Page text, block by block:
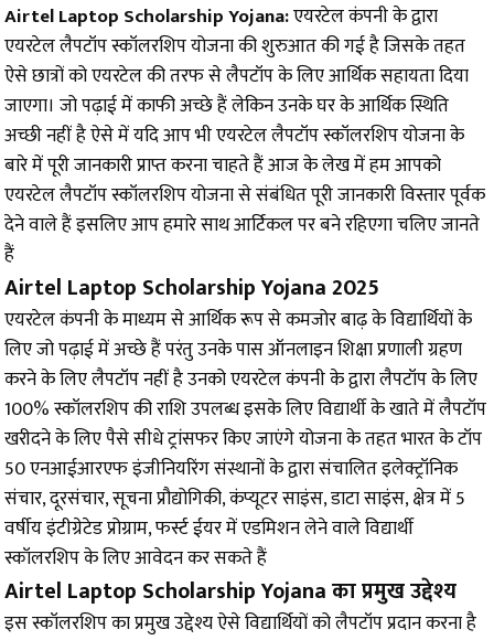
Airtel Laptop Scholarship Yojana:एयरटेल कंपनी के द्वारा
एयरटेल लैपटॉप स्कॉलरशिप योजना की शुरुआत की गई है जिसके तहत
ऐसे छात्रों को एयरटेल की तरफ से लैपटॉप के लिए आर्थिक सहायता दिया
जाएगा। जो पढ़ाई में काफी अच्छे हैं लेकिन उनके घर के आर्थिक स्थिति
अच्छी नहीं है ऐसे में यदि आप भी एयरटेल लैपटॉप स्कॉलरशिप योजना के
बारे में पूरी जानकारी प्राप्त करना चाहते हैं आज के लेख में हम आपको
एयरटेल लैपटॉप स्कॉलरशिप योजना से संबंधित पूरी जानकारी विस्तार पूर्वक
देने वाले हैं इसलिए आप हमारे साथ आर्टिकल पर बने रहिएगा चलिए जानते
हैं
Airtel Laptop Scholarship Yojana 2025
एयरटेल कंपनी के माध्यम से आर्थिक रूप से कमजोर बाढ़ के विद्यार्थियों के
लिए जो पढ़ाई में अच्छे हैं परंतु उनके पास ऑनलाइन शिक्षा प्रणाली ग्रहण
करने के लिए लैपटॉप नहीं है उनको एयरटेल कंपनी के द्वारा लैपटॉप के लिए
100% स्कॉलरशिप की राशि उपलब्ध इसके लिए विद्यार्थी के खाते में लैपटॉप
खरीदने के लिए पैसे सीधे ट्रांसफर किए जाएंगे योजना के तहत भारत के टॉप
50 एनआईआरएफ इंजीनियरिंग संस्थानों के द्वारा संचालित इलेक्ट्रॉनिक
संचार, दूरसंचार, सूचना प्रौद्योगिकी, कंप्यूटर साइंस, डाटा साइंस, क्षेत्र में 5
वर्षीय इंटीग्रेटेड प्रोग्राम, फर्स्ट ईयर में एडमिशन लेने वाले विद्यार्थी
स्कॉलरशिप के लिए आवेदन कर सकते हैं
Airtel Laptop Scholarship Yojana का प्रमुख उद्देश्य
इस स्कॉलरशिप का प्रमुख उद्देश्य ऐसे विद्यार्थियों को लैपटॉप प्रदान करना है